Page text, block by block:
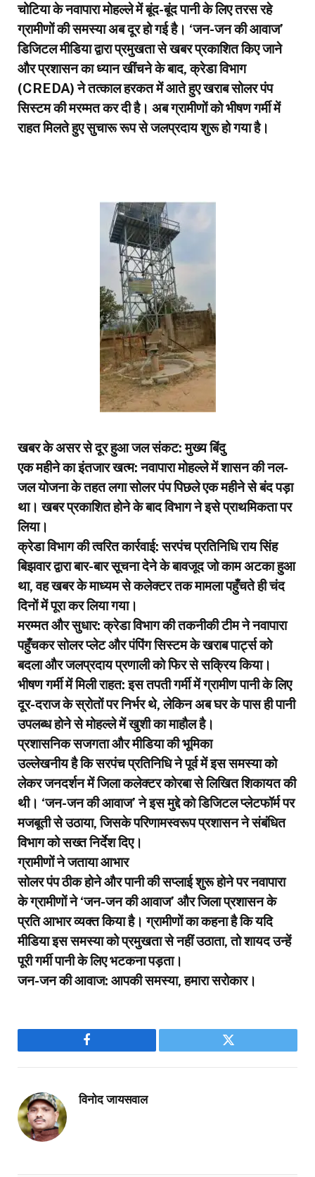
चोटिया के नवापारा मोहल्ले में बूंद-बूंद पानी के लिए तरस रहे
ग्रामीणों की समस्या अब दूर हो गई है। ‘जन-जन की आवाज’
डिजिटल मीडिया द्वारा प्रमुखता से खबर प्रकाशित किए जाने
और प्रशासन का ध्यान खींचने के बाद, क्रेडा विभाग
(CREDA) ने तत्काल हरकत में आते हुए खराब सोलर पंप
सिस्टम की मरम्मत कर दी है। अब ग्रामीणों को भीषण गर्मी में
राहत मिलते हुए सुचारू रूप से जलप्रदाय शुरू हो गया है।
खबर के असर से दूर हुआ जल संकट: मुख्य बिंदु
​एक महीने का इंतजार खत्म: नवापारा मोहल्ले में शासन की नल-
जल योजना के तहत लगा सोलर पंप पिछले एक महीने से बंद पड़ा
था। खबर प्रकाशित होने के बाद विभाग ने इसे प्राथमिकता पर
लिया।
​क्रेडा विभाग की त्वरित कार्रवाई: सरपंच प्रतिनिधि राय सिंह
बिझवार द्वारा बार-बार सूचना देने के बावजूद जो काम अटका हुआ
था, वह खबर के माध्यम से कलेक्टर तक मामला पहुँचते ही चंद
दिनों में पूरा कर लिया गया।
​मरम्मत और सुधार: क्रेडा विभाग की तकनीकी टीम ने नवापारा
पहुँचकर सोलर प्लेट और पंपिंग सिस्टम के खराब पार्ट्स को
बदला और जलप्रदाय प्रणाली को फिर से सक्रिय किया।
​भीषण गर्मी में मिली राहत: इस तपती गर्मी में ग्रामीण पानी के लिए
दूर-दराज के स्रोतों पर निर्भर थे, लेकिन अब घर के पास ही पानी
उपलब्ध होने से मोहल्ले में खुशी का माहौल है।
​प्रशासनिक सजगता और मीडिया की भूमिका
​उल्लेखनीय है कि सरपंच प्रतिनिधि ने पूर्व में इस समस्या को
लेकर जनदर्शन में जिला कलेक्टर कोरबा से लिखित शिकायत की
थी। ‘जन-जन की आवाज’ ने इस मुद्दे को डिजिटल प्लेटफॉर्म पर
मजबूती से उठाया, जिसके परिणामस्वरूप प्रशासन ने संबंधित
विभाग को सख्त निर्देश दिए।
​ग्रामीणों ने जताया आभार
​सोलर पंप ठीक होने और पानी की सप्लाई शुरू होने पर नवापारा
के ग्रामीणों ने ‘जन-जन की आवाज’ और जिला प्रशासन के
प्रति आभार व्यक्त किया है। ग्रामीणों का कहना है कि यदि
मीडिया इस समस्या को प्रमुखता से नहीं उठाता, तो शायद उन्हें
पूरी गर्मी पानी के लिए भटकना पड़ता।
​जन-जन की आवाज: आपकी समस्या, हमारा सरोकार।
Facebook Twitter
विनोद जायसवाल